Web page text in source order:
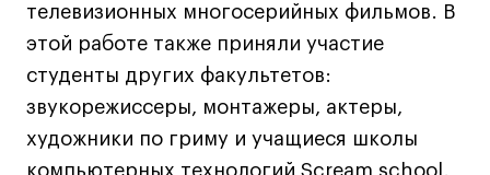
О школе
Новости
События
Блог
Преподаватели
телевизионных многосерийных фильмов. В
этой работе также приняли участие
студенты других факультетов:
звукорежиссеры, монтажеры, актеры,
художники по гриму и учащиеся школы
компьютерных технологий Scream school.